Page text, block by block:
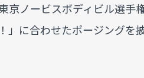
京ノービスボディビル選
に合わせたポージングを